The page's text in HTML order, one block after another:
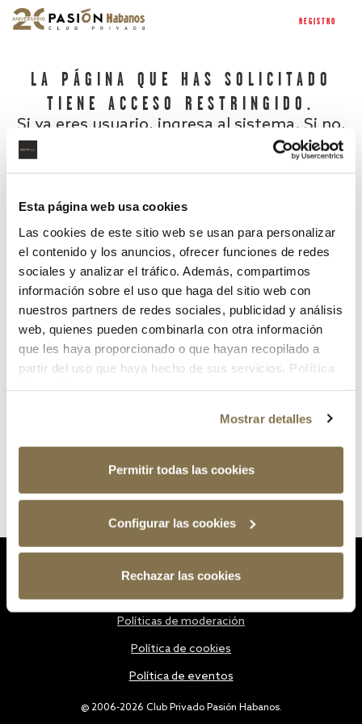
Esta página web usa cookies
Las cookies de este sitio web se usan para personalizar
el contenido y los anuncios, ofrecer funciones de redes
sociales y analizar el tráfico. Además, compartimos
información sobre el uso que haga del sitio web con
nuestros partners de redes sociales, publicidad y análisis
web, quienes pueden combinarla con otra información
que les haya proporcionado o que hayan recopilado a
partir del uso que haya hecho de sus servicios. Política
Mostrar detalles
Permitir todas las cookies
Configurar las cookies
Rechazar las cookies
REGISTRO
LA PÁGINA QUE HAS SOLICITADO
TIENE ACCESO RESTRINGIDO.
Si ya eres usuario, ingresa al sistema. Si no,
¿Has olvidado tu contraseña?
@ 2006-2026 Club Privado Pasión Habanos.
Políticas de moderación
Política de cookies
Política de eventos